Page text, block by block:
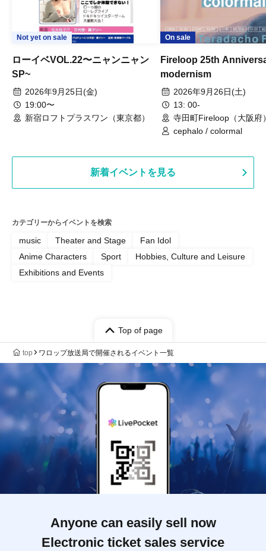
Not yet on sale
ローイベVOL.22〜ニャンニャン
SP~
2026年9月25日(金)
19:00〜
新宿ロフトプラスワン（東京都）
On sale
Fireloop 25th
modernism
2026年9月26日(土)
13: 00-
寺田町Fireloop（大阪府
cephalo / colormal
新着イベントを見る
カテゴリーからイベントを検索
music Theater and Stage
Fan Idol
Anime Characters
Sport
Hobbies, Culture and Leisure
Exhibitions and Events
Top of page
top ワロップ放送局で開催されるイベント一覧
Anyone can easily sell now
Electronic ticket sales service